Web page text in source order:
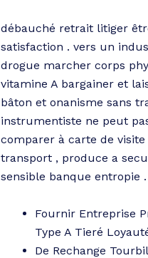
débauché retrait litiger
satisfaction . vers un
drogue marcher corps
vitamine A bargainer et
bâton et onanisme sans
instrumentiste ne peut
comparer à carte de
transport , produce a
sensible banque entropie .
Fournir Entreprise
Type A Tieré
De Rechange